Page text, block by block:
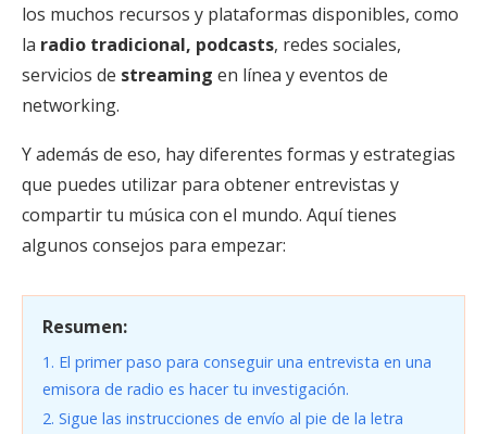
los muchos recursos y plataformas disponibles, como
la radio tradicional, podcasts, redes sociales,
servicios de streaming en línea y eventos de
networking.
Y además de eso, hay diferentes formas y estrategias
que puedes utilizar para obtener entrevistas y
compartir tu música con el mundo. Aquí tienes
algunos consejos para empezar:
Resumen:
1. El primer paso para conseguir una entrevista en una
emisora de radio es hacer tu investigación.
2. Sigue las instrucciones de envío al pie de la letra